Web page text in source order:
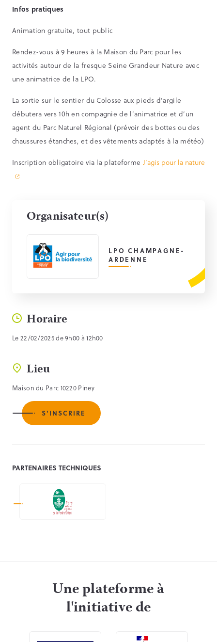
Infos pratiques
Animation gratuite, tout public
Rendez-vous à 9 heures à la Maison du Parc pour les
activités autour de la fresque Seine Grandeur Nature avec
une animatrice de la LPO.
La sortie sur le sentier du Colosse aux pieds d’argile
débutera vers 10h en compagnie de l’animatrice et d’un
agent du Parc Naturel Régional (prévoir des bottes ou des
chaussures étanches, et des vêtements adaptés à la météo)
Inscription obligatoire via la plateforme J’agis pour la nature
Organisateur(s)
LPO CHAMPAGNE-
ARDENNE
Horaire
Le 22/02/2025 de 9h00 à 12h00
Lieu
Maison du Parc 10220 Piney
S'INSCRIRE
PARTENAIRES TECHNIQUES
Une plateforme à
l'initiative de